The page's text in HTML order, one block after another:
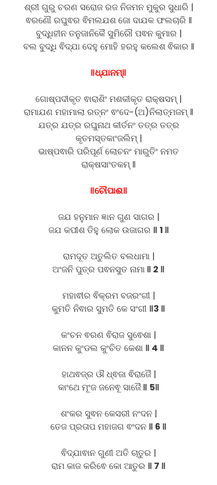
ଶ୍ରୀ ଗୁରୁ ଚରଣ ସରୋଜ ରଜ ନିଜମନ ମୁକୁର ସୁଧାରି |
ଵରଣୌ ରଘୁଵର ଵିମଲଯଶ ଜୋ ଦାଯକ ଫଲଚାରି ‖
ବୁଦ୍ଧିହୀନ ତନୁଜାନିକୈ ସୁମିରୌ ପଵନ କୁମାର |
ବଲ ବୁଦ୍ଧି ଵିଦ୍ଯା ଦେହୁ ମୋହି ହରହୁ କଲେଶ ଵିକାର ‖
‖ଧ୍ଯାନମ୍‖
ଗୋଷ୍ପଦୀକୃତ ଵାରାଶିଂ ମଶକୀକୃତ ରାକ୍ଷସମ୍ |
ରାମାଯଣ ମହାମାଲା ରତ୍ନଂ ଵଂଦେ-(ଅ)ନିଲାତ୍ମଜମ୍ ‖
ଯତ୍ର ଯତ୍ର ରଘୁନାଥ କୀର୍ତନଂ ତତ୍ର ତତ୍ର
କୃତମସ୍ତକାଂଜଲିମ୍ |
ଭାଷ୍ପଵାରି ପରିପୂର୍ଣ ଲୋଚନଂ ମାରୁତିଂ ନମତ
ରାକ୍ଷସାଂତକମ୍ ‖
‖ଚୌପାଈ‖
ଜଯ ହନୁମାନ ଜ୍ଞାନ ଗୁଣ ସାଗର |
ଜଯ କପୀଶ ତିହୁ ଲୋକ ଉଜାଗର ‖ 1 ‖
ରାମଦୂତ ଅତୁଲିତ ବଲଧାମା |
ଅଂଜନି ପୁତ୍ର ପଵନସୁତ ନାମା ‖ 2 ‖
ମହାଵୀର ଵିକ୍ରମ ବଜରଂଗୀ |
କୁମତି ନିଵାର ସୁମତି କେ ସଂଗୀ ‖3 ‖
କଂଚନ ଵରଣ ଵିରାଜ ସୁଵେଶା |
କାନନ କୁଂଡଲ କୁଂଚିତ କେଶା ‖ 4 ‖
ହାଥଵଜ୍ର ଔ ଧ୍ଵଜା ଵିରାଜୈ |
କାଂଥେ ମୂଂଜ ଜନେଵୂ ସାଜୈ‖ 5‖
ଶଂକର ସୁଵନ କେସରୀ ନଂଦନ |
ତେଜ ପ୍ରତାପ ମହାଜଗ ଵଂଦନ ‖ 6 ‖
ଵିଦ୍ଯାଵାନ ଗୁଣୀ ଅତି ଚାତୁର |
ରାମ କାଜ କରିଵେ କୋ ଆତୁର ‖ 7 ‖